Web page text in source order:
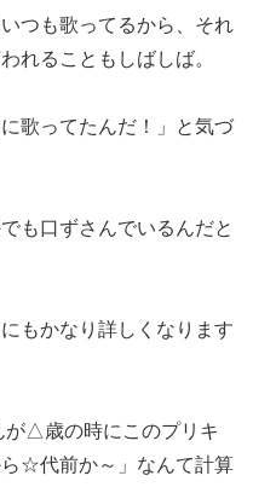
つも歌ってるから、それ
れることもしばしば。
歌ってたんだ！」と気づ
も口ずさんでいるんだと
もかなり詳しくなります
が△歳の時にこのプリキ
☆代前か～」なんて計算